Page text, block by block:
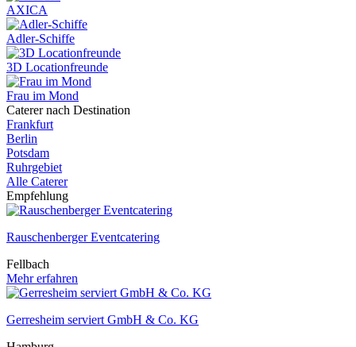
AXICA
Adler-Schiffe
3D Locationfreunde
Frau im Mond
Caterer nach Destination
Frankfurt
Berlin
Potsdam
Ruhrgebiet
Alle Caterer
Empfehlung
Rauschenberger Eventcatering
Fellbach
Mehr erfahren
Gerresheim serviert GmbH & Co. KG